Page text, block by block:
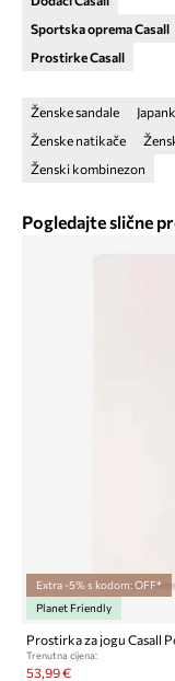
Sportska oprema Casall
Prostirke Casall
Ženske sandale
Ženske natikače
Ženski kombinezon
Pogledajte slične
Extra -5% s kodom: OFF*
Planet Friendly
Prostirka za jogu Casall
Trenutna cijena:
53,99 €